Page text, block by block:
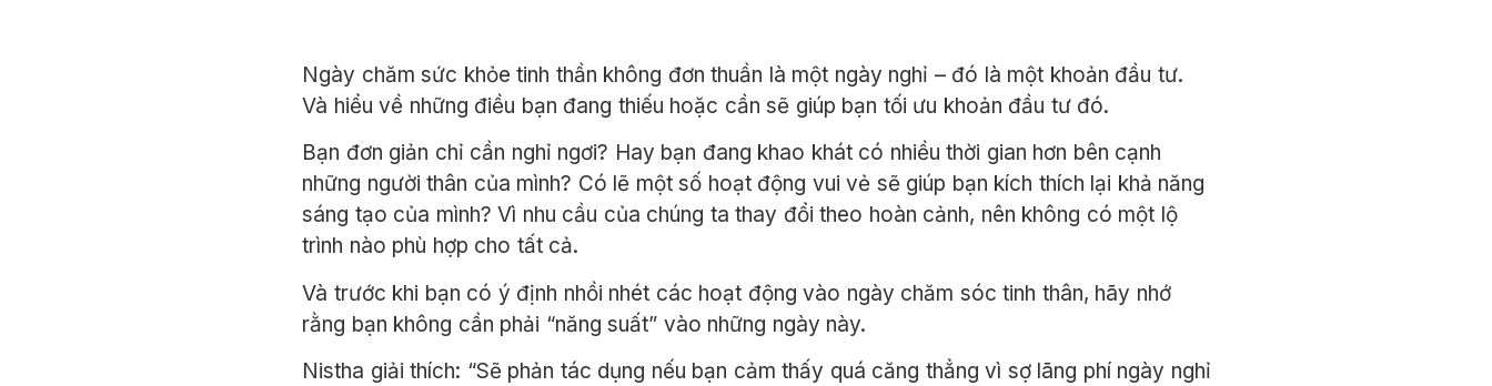
Ngày chăm sức khỏe tinh thần không đơn thuần là một ngày nghỉ – đó là một khoản đầu tư.
Và hiểu về những điều bạn đang thiếu hoặc cần sẽ giúp bạn tối ưu khoản đầu tư đó.
Bạn đơn giản chỉ cần nghỉ ngơi? Hay bạn đang khao khát có nhiều thời gian hơn bên cạnh
những người thân của mình? Có lẽ một số hoạt động vui vẻ sẽ giúp bạn kích thích lại khả năng
sáng tạo của mình? Vì nhu cầu của chúng ta thay đổi theo hoàn cảnh, nên không có một lộ
trình nào phù hợp cho tất cả.
Và trước khi bạn có ý định nhồi nhét các hoạt động vào ngày chăm sóc tinh thân, hãy nhớ
rằng bạn không cần phải “năng suất” vào những ngày này.
Nistha giải thích: “Sẽ phản tác dụng nếu bạn cảm thấy quá căng thẳng vì sợ lãng phí ngày nghỉ